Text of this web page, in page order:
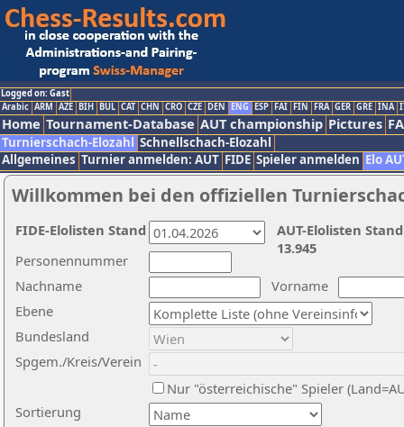
Logged on: Gast
Arabic ARM AZE BIH BUL CAT CHN CRO CZE DEN ENG ESP FAI FIN FRA GER GRE INA
Home Tournament-Database AUT championship Pictures
Turnierschach-Elozahl Schnellschach-Elozahl
Allgemeines Turnier anmelden: AUT FIDE Spieler anmelden Elo
Willkommen bei den offiziellen
Nachname
Vorname
Ebene
Sortierung
Personennummer
Bundesland
Spgem./Kreis/Verein
Nur "österreichische" Spieler
AUT-Elolisten
13.945
FIDE-Elolisten Stand